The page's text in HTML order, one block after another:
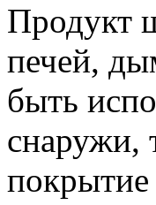
Продукт
печей,
быть
снаружи,
покрытие